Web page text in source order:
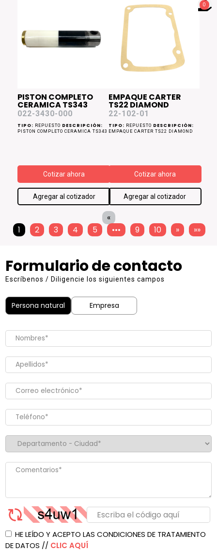
0
NO TIENES PRODUCTOS
PARA COTIZAR
PISTON COMPLETO
CERAMICA TS343
022-3430-000
TIPO: REPUESTO DESCRIPCIÓN:
PISTON COMPLETO CERAMICA TS343
Cotizar ahora
Agregar al cotizador
EMPAQUE CARTER
TS22 DIAMOND
22-102-01
TIPO: REPUESTO DESCRIPCIÓN:
EMPAQUE CARTER TS22 DIAMOND
Cotizar ahora
Agregar al cotizador
«
1
2 3 4 5 ••• 9 10 » »»
Formulario de contacto
Escríbenos / Diligencie los siguientes campos
Persona natural Empresa
HE LEÍDO Y ACEPTO LAS CONDICIONES DE TRATAMIENTO
DE DATOS // CLIC AQUÍ